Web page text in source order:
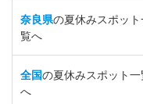
奈良県の夏休みスポッ
覧へ
全国の夏休みスポット
へ